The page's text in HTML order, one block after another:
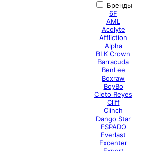
Бренды
6F
AML
Acolyte
Affliction
Alpha
BLK Crown
Barracuda
BenLee
Boxraw
BoyBo
Cleto Reyes
Cliff
Clinch
Dango Star
ESPADO
Everlast
Excenter